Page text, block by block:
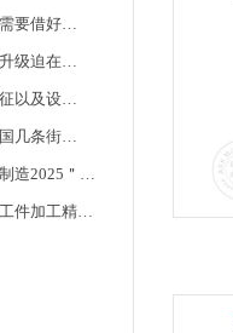
要借好…
级迫在…
以及设…
几条街…
造2025＂…
件加工精…